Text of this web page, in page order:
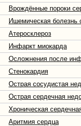
Врождённые пороки
Ишемическая болезнь
Атеросклероз
Инфаркт миокарда
Осложнения после
Стенокардия
Острая сосудистая
Острая сердечная
Хроническая
Аритмия сердца